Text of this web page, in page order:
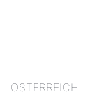
ÖSTERREICH